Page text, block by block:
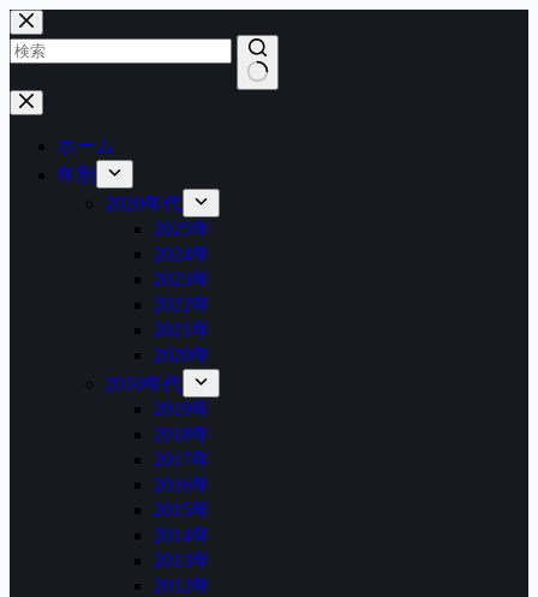
コ
ン
テ
ン
ツ
結
ホーム
年別
2020年代
2025年
2024年
2023年
2022年
2021年
2020年
2010年代
2019年
2018年
2017年
2016年
2015年
2014年
2013年
2012年